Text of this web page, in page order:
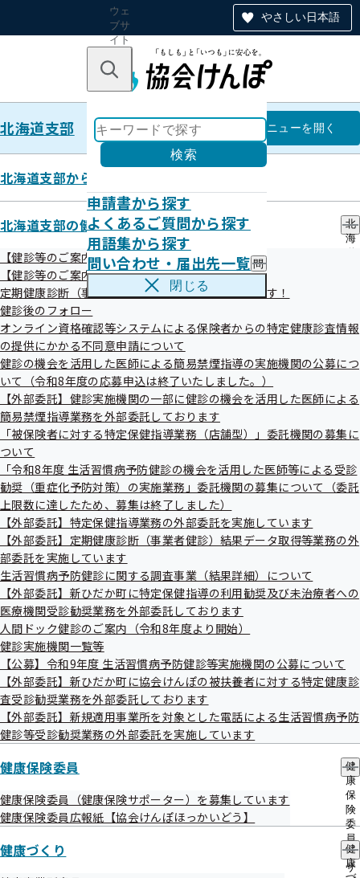
やさしい日本語
ウェ
ブサ
イト
のナ
ン
キーワードで探す
検索
申請書から探す
よくあるご質問から探す
用語集から探す
問い合わせ・届出先一覧 問
い
せ
・
出
先
一
覧
サ
メ
ニ
ュ
閉じる
北海道支部 北海道支部
メニューを開く
北海道支部からのお知らせ
北海道支部の健診・保健指導のご案内
北
海
診
健
導
案
の
サ
ュ
【健診等のご案内】ご本人（被保険者）さま
【健診等のご案内】ご家族（被扶養者）さま
定期健康診断（事業者健診）の結果をご提供願います！
健診後のフォロー
オンライン資格確認等システムによる保険者からの特定健康診査情報
の提供にかかる不同意申請について
健診の機会を活用した医師による簡易禁煙指導の実施機関の公募につ
いて（令和8年度の応募申込は終了いたしました。）
【外部委託】健診実施機関の一部に健診の機会を活用した医師による
簡易禁煙指導業務を外部委託しております
「被保険者に対する特定保健指導業務（店舗型）」委託機関の募集に
ついて
「令和8年度 生活習慣病予防健診の機会を活用した医師等による受診
勧奨（重症化予防対策）の実施業務」委託機関の募集について（委託
上限数に達したため、募集は終了しました）
【外部委託】特定保健指導業務の外部委託を実施しています
【外部委託】定期健康診断（事業者健診）結果データ取得等業務の外
部委託を実施しています
生活習慣病予防健診に関する調査事業（結果詳細）について
【外部委託】新ひだか町に特定保健指導の利用勧奨及び未治療者への
医療機関受診勧奨業務を外部委託しております
人間ドック健診のご案内（令和8年度より開始）
健診実施機関一覧等
【公募】令和9年度 生活習慣病予防健診等実施機関の公募について
【外部委託】新ひだか町に協会けんぽの被扶養者に対する特定健康診
査受診勧奨業務を外部委託しております
【外部委託】新規適用事業所を対象とした電話による生活習慣病予防
健診等受診勧奨業務の外部委託を実施しています
健康保険委員
健
康
保
険
委
員
の
サ
健康保険委員（健康保険サポーター）を募集しています
健康保険委員広報紙【協会けんぽほっかいどう】
健康づくり
健
康
2025年10月 北海道医師会「自分
の身体を知りましょう」
令和07年10月01日
我々医療職は、患者さんの状態を知る場合、基本的な情報を
得ることから始まります。それはバイタルサインと言って、
日本語では生命兆候と言います。医療職の者は、バイタルと
略します。これは患者さんの状態を表す最も基本的なもので
す。主に、体温・脈拍・血圧・呼吸の4つの項目が基本で
す。しかしこれは年齢・体重・性別・全身状態や周囲の環境
によっても変化をします。
重要な事は、この基本的な生命兆候は、自分自身で測定でき
る事です。毎日血圧・脈拍・体温を測る事ができますし、そ
れを手帳に記載することをお勧めします。もう一つ体重も自
分で測定できます。これらは、自分で健康状態を把握する上
で、非常に参考になります。
1）血圧
自動血圧計を使用します。測定方法は腕で測定するもの、手
首で測定するもの、指先で測定するものがありますが、腕
（肘）で測定するのが一般的です。心臓と同じ高さで測定し
ます。朝・寝る前が推奨されていますが、朝のみ、寝る前の
みでも良いです。測定の習慣を付けましょう。朝は、起床後
1時間以内で、排尿後、薬を飲む前、食事の前、1～2分安静